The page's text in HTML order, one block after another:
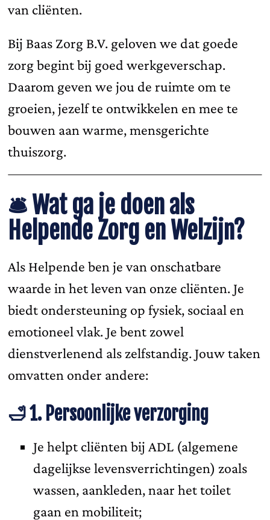
van cliënten.
Bij Baas Zorg B.V. geloven we dat goede
zorg begint bij goed werkgeverschap.
Daarom geven we jou de ruimte om te
groeien, jezelf te ontwikkelen en mee te
bouwen aan warme, mensgerichte
thuiszorg.
🛎️Wat ga je doen als
Helpende Zorg en Welzijn?
Als Helpende ben je van onschatbare
waarde in het leven van onze cliënten. Je
biedt ondersteuning op fysiek, sociaal en
emotioneel vlak. Je bent zowel
dienstverlenend als zelfstandig. Jouw taken
omvatten onder andere:
🛁 1. Persoonlijke verzorging
Je helpt cliënten bij ADL (algemene
dagelijkse levensverrichtingen) zoals
wassen, aankleden, naar het toilet
gaan en mobiliteit;